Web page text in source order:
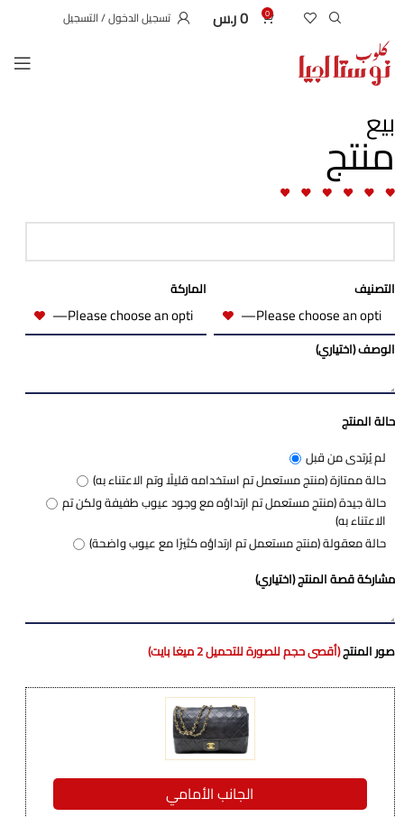
0
0ر.س تسجيل الدخول / التسجيل
بيع
منتج
الماركة التصنيف
الوصف (اختياري)
حالة المنتج
لم يُرتدى من قبل
حالة ممتازة (منتج مستعمل تم استخدامه قليلًا وتم الاعتناء به)
حالة جيدة (منتج مستعمل تم ارتداؤه مع وجود عيوب طفيفة ولكن تم
الاعتناء به)
حالة معقولة (منتج مستعمل تم ارتداؤه كثيرًا مع عيوب واضحة)
مشاركة قصة المنتج (اختياري)
صور المنتج(أقصى حجم للصورة للتحميل 2 ميغا بايت)
الجانب الأمامي